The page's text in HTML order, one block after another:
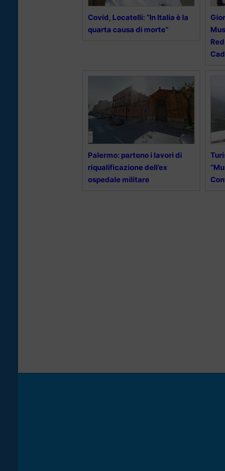
Covid, Locatelli: “In Italia è la
quarta causa di morte”
Palermo: partono i lavori di
riqualificazione dell’ex
ospedale militare